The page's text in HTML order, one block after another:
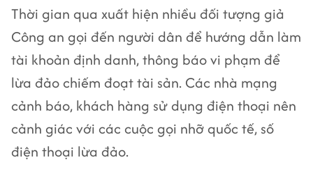
Thời gian qua xuất hiện nhiều đối tượng giả
Công an gọi đến người dân để hướng dẫn làm
tài khoản định danh, thông báo vi phạm để
lừa đảo chiếm đoạt tài sản. Các nhà mạng
cảnh báo, khách hàng sử dụng điện thoại nên
cảnh giác với các cuộc gọi nhỡ quốc tế, số
điện thoại lừa đảo.